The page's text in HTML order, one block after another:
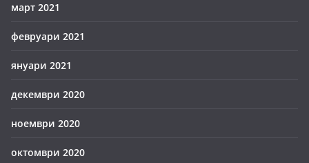
март 2021
февруари 2021
януари 2021
декември 2020
ноември 2020
октомври 2020